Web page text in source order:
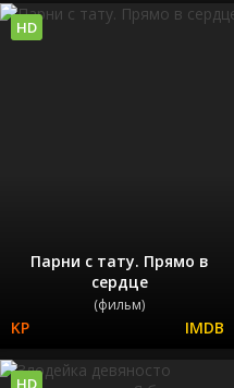
Парни с тату. Прямо в
сердце
(фильм)
HD
HD